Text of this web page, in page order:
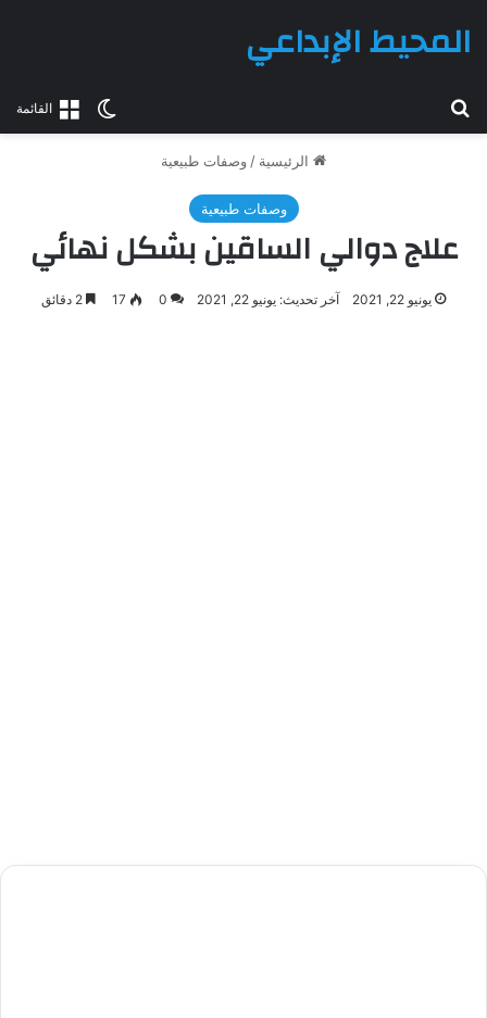
القائمةالوضع
المحيط الإبداعي
الرئيسية / وصفات طبيعية
وصفات طبيعية
علاج دوالي الساقين بشكل نهائي
يونيو 22, 2021 آخر تحديث: يونيو 22, 2021 0
17